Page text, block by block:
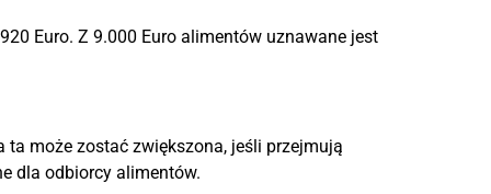
Euro. Z 9.000 Euro alimentów uznawane jest
może zostać zwiększona, jeśli przejmują
dla odbiorcy alimentów.